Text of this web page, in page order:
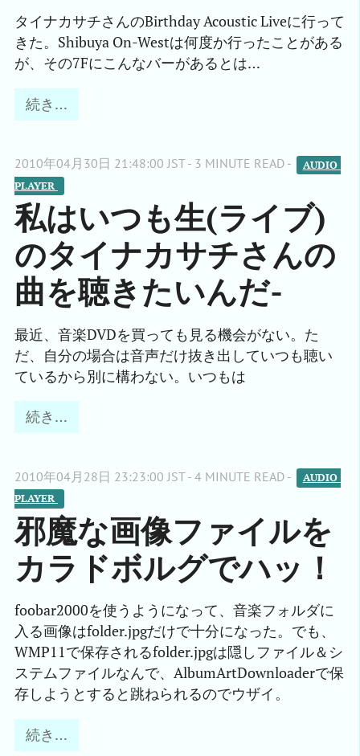
タイナカサチさんのBirthday Acoustic Liveに行って
きた。Shibuya On-Westは何度か行ったことがある
が、その7Fにこんなバーがあるとは…
続き…
2010年04月30日 21:48:00 JST - 3 MINUTE READ -
AUDIO
PLAYER
私はいつも生(ライブ)
のタイナカサチさんの
曲を聴きたいんだ-
最近、音楽DVDを買っても見る機会がない。た
だ、自分の場合は音声だけ抜き出していつも聴い
ているから別に構わない。いつもは
続き…
2010年04月28日 23:23:00 JST - 4 MINUTE READ -
AUDIO
PLAYER
邪魔な画像ファイルを
カラドボルグでハッ！
foobar2000を使うようになって、音楽フォルダに
入る画像はfolder.jpgだけで十分になった。でも、
WMP11で保存されるfolder.jpgは隠しファイル＆シ
ステムファイルなんで、AlbumArtDownloaderで保
存しようとすると跳ねられるのでウザイ。
続き…